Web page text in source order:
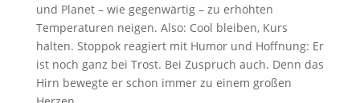
und Planet – wie gegenwärtig – zu erhöhten
Temperaturen neigen. Also: Cool bleiben, Kurs
halten. Stoppok reagiert mit Humor und Hoffnung: Er
ist noch ganz bei Trost. Bei Zuspruch auch. Denn das
Hirn bewegte er schon immer zu einem großen